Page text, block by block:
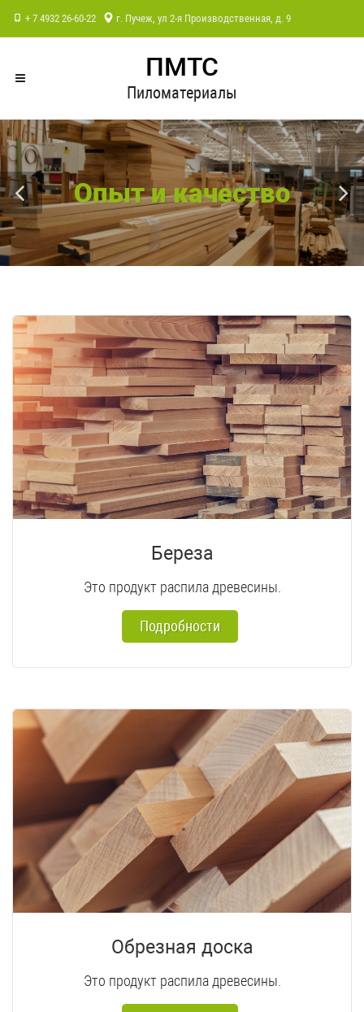
+ 7 4932 26-60-22 г. Пучеж, ул 2-я Производственная, д. 9
ПМТС
Пиломатериалы
Опыт и качество
Береза
Это продукт распила древесины.
Подробности
Обрезная доска
Это продукт распила древесины.